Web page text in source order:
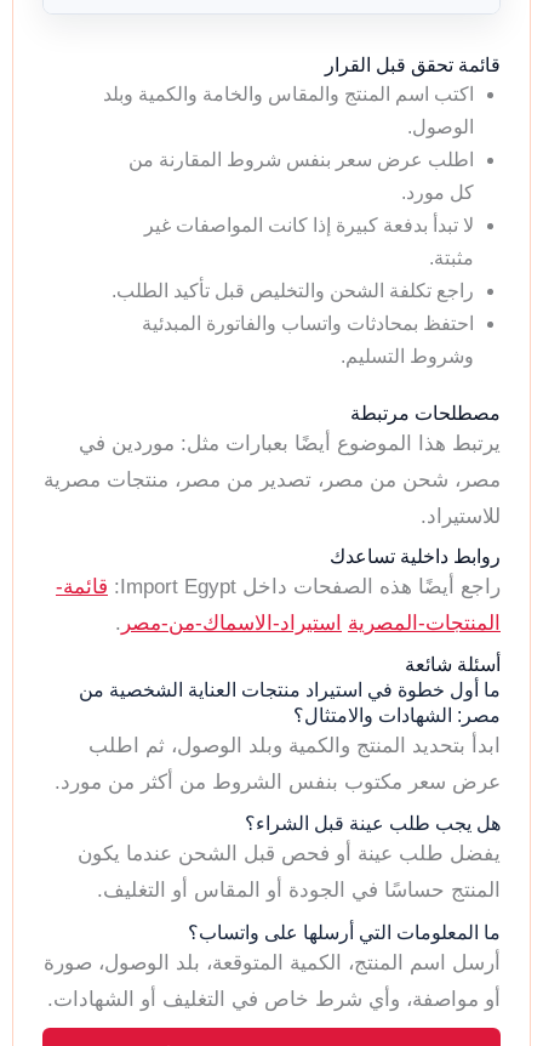
قائمة تحقق قبل القرار
اكتب اسم المنتج والمقاس والخامة والكمية وبلد
الوصول.
اطلب عرض سعر بنفس شروط المقارنة من
كل مورد.
لا تبدأ بدفعة كبيرة إذا كانت المواصفات غير
مثبتة.
راجع تكلفة الشحن والتخليص قبل تأكيد الطلب.
احتفظ بمحادثات واتساب والفاتورة المبدئية
وشروط التسليم.
مصطلحات مرتبطة
يرتبط هذا الموضوع أيضًا بعبارات مثل: موردين في
مصر، شحن من مصر، تصدير من مصر، منتجات مصرية
للاستيراد.
روابط داخلية تساعدك
راجع أيضًا هذه الصفحات داخل Import Egypt:
قائمة-
المنتجات-المصرية
استيراد-الاسماك-من-مصر .
أسئلة شائعة
ما أول خطوة في استيراد منتجات العناية الشخصية من
مصر: الشهادات والامتثال؟
ابدأ بتحديد المنتج والكمية وبلد الوصول، ثم اطلب
عرض سعر مكتوب بنفس الشروط من أكثر من مورد.
هل يجب طلب عينة قبل الشراء؟
يفضل طلب عينة أو فحص قبل الشحن عندما يكون
المنتج حساسًا في الجودة أو المقاس أو التغليف.
ما المعلومات التي أرسلها على واتساب؟
أرسل اسم المنتج، الكمية المتوقعة، بلد الوصول، صورة
أو مواصفة، وأي شرط خاص في التغليف أو الشهادات.